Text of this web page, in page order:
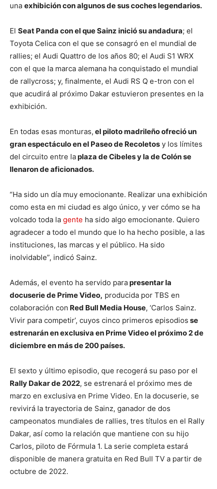
una exhibición con algunos de sus coches legendarios.
El Seat Panda con el que Sainz inició su andadura; el
Toyota Celica con el que se consagró en el mundial de
rallies; el Audi Quattro de los años 80; el Audi S1 WRX
con el que la marca alemana ha conquistado el mundial
de rallycross; y, finalmente, el Audi RS Q e-tron con el
que acudirá al próximo Dakar estuvieron presentes en la
exhibición.
En todas esas monturas, el piloto madrileño ofreció un
gran espectáculo en el Paseo de Recoletos y los límites
del circuito entre laplaza de Cibeles y la de Colón se
llenaron de aficionados.
“Ha sido un día muy emocionante. Realizar una exhibición
como esta en mi ciudad es algo único, y ver cómo se ha
volcado toda la gente ha sido algo emocionante. Quiero
agradecer a todo el mundo que lo ha hecho posible, a las
instituciones, las marcas y el público. Ha sido
inolvidable”, indicó Sainz.
Además, el evento ha servido parapresentar la
docuserie de Prime Video, producida por TBS en
colaboración con Red Bull Media House, ‘Carlos Sainz.
Vivir para competir’, cuyos cinco primeros episodios se
estrenarán en exclusiva en Prime Video el próximo 2 de
diciembre en más de 200 países.
El sexto y último episodio, que recogerá su paso por el
Rally Dakar de 2022, se estrenará el próximo mes de
marzo en exclusiva en Prime Video. En la docuserie, se
revivirá la trayectoria de Sainz, ganador de dos
campeonatos mundiales de rallies, tres títulos en el Rally
Dakar, así como la relación que mantiene con su hijo
Carlos, piloto de Fórmula 1. La serie completa estará
disponible de manera gratuita en Red Bull TV a partir de
octubre de 2022.